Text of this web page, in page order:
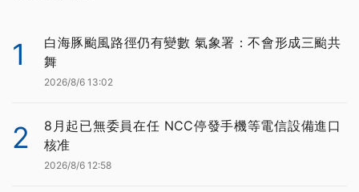
1
白海豚颱風路徑仍有變數 氣象署：不會形成三颱共
舞
2026/8/6 13:02
2
8月起已無委員在任 NCC停發手機等電信設備進口
核准
2026/8/6 12:58